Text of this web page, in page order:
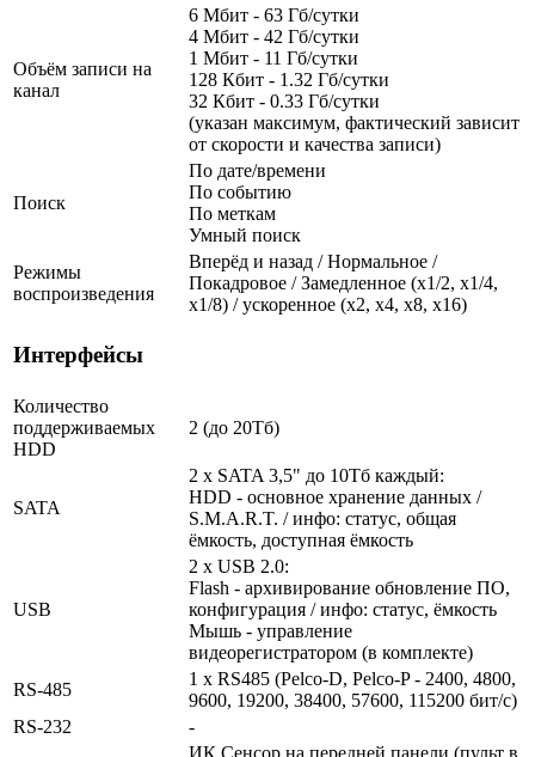
Объём записи на
канал
6 Мбит - 63 Гб/сутки
4 Мбит - 42 Гб/сутки
1 Мбит - 11 Гб/сутки
128 Кбит - 1.32 Гб/сутки
32 Кбит - 0.33 Гб/сутки
(указан максимум, фактический зависит
от скорости и качества записи)
Поиск
По дате/времени
По событию
По меткам
Умный поиск
Режимы
воспроизведения
Вперёд и назад / Нормальное /
Покадровое / Замедленное (х1/2, х1/4,
х1/8) / ускоренное (х2, х4, х8, х16)
Интерфейсы
Количество
поддерживаемых
HDD
2 (до 20Тб)
SATA
2 x SATA 3,5" до 10Тб каждый:
HDD - основное хранение данных /
S.M.A.R.T. / инфо: статус, общая
ёмкость, доступная ёмкость
USB
2 x USB 2.0:
Flash - архивирование обновление ПО,
конфигурация / инфо: статус, ёмкость
Мышь - управление
видеорегистратором (в комплекте)
RS-485
1 x RS485 (Pelco-D, Pelco-P - 2400, 4800,
9600, 19200, 38400, 57600, 115200 бит/с)
RS-232
-
ИК Сенсор на передней панели (пульт в